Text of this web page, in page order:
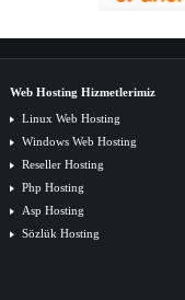
Web Hosting Hizmetlerimiz
Linux Web Hosting
Windows Web Hosting
Reseller Hosting
Php Hosting
Asp Hosting
Sözlük Hosting